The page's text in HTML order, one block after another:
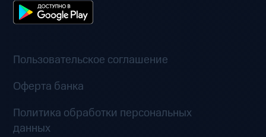
Пользовательское соглашение
Оферта банка
Политика обработки персональных
данных